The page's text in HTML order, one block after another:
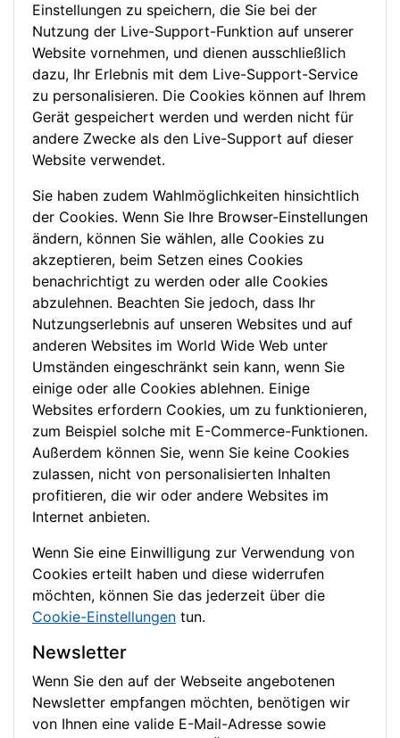
Einstellungen zu speichern, die Sie bei der
Nutzung der Live-Support-Funktion auf unserer
Website vornehmen, und dienen ausschließlich
dazu, Ihr Erlebnis mit dem Live-Support-Service
zu personalisieren. Die Cookies können auf Ihrem
Gerät gespeichert werden und werden nicht für
andere Zwecke als den Live-Support auf dieser
Website verwendet.
Sie haben zudem Wahlmöglichkeiten hinsichtlich
der Cookies. Wenn Sie Ihre Browser-Einstellungen
ändern, können Sie wählen, alle Cookies zu
akzeptieren, beim Setzen eines Cookies
benachrichtigt zu werden oder alle Cookies
abzulehnen. Beachten Sie jedoch, dass Ihr
Nutzungserlebnis auf unseren Websites und auf
anderen Websites im World Wide Web unter
Umständen eingeschränkt sein kann, wenn Sie
einige oder alle Cookies ablehnen. Einige
Websites erfordern Cookies, um zu funktionieren,
zum Beispiel solche mit E-Commerce-Funktionen.
Außerdem können Sie, wenn Sie keine Cookies
zulassen, nicht von personalisierten Inhalten
profitieren, die wir oder andere Websites im
Internet anbieten.
Wenn Sie eine Einwilligung zur Verwendung von
Cookies erteilt haben und diese widerrufen
möchten, können Sie das jederzeit über die
Cookie-Einstellungen tun.
Newsletter
Wenn Sie den auf der Webseite angebotenen
Newsletter empfangen möchten, benötigen wir
von Ihnen eine valide E-Mail-Adresse sowie